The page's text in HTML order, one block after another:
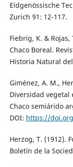
Eidgenössische
Zurich 91: 12-117.
Fiebrig, K. &
Chaco Boreal.
Historia Natural
Giménez, A. M.,
Diversidad vegetal
Chaco semiárido
DOI: https://
Herzog, T. (1912).
Boletín de la